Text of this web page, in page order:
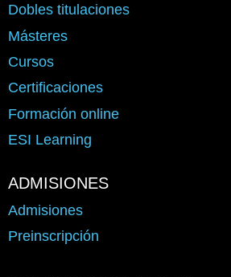
Dobles titulaciones
Másteres
Cursos
Certificaciones
Formación online
ESI Learning
ADMISIONES
Admisiones
Preinscripción